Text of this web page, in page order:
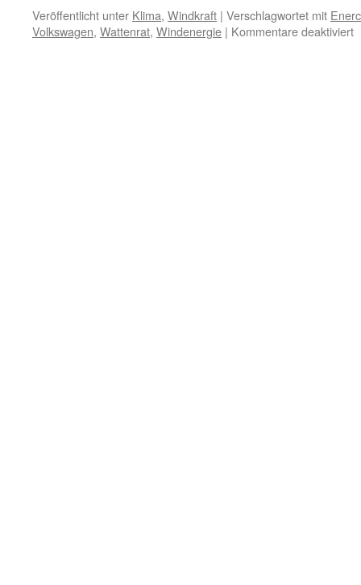
Veröffentlicht unter Klima, Windkraft | Verschlagwortet mit
Volkswagen, Wattenrat, Windenergie | Kommentare deaktiviert